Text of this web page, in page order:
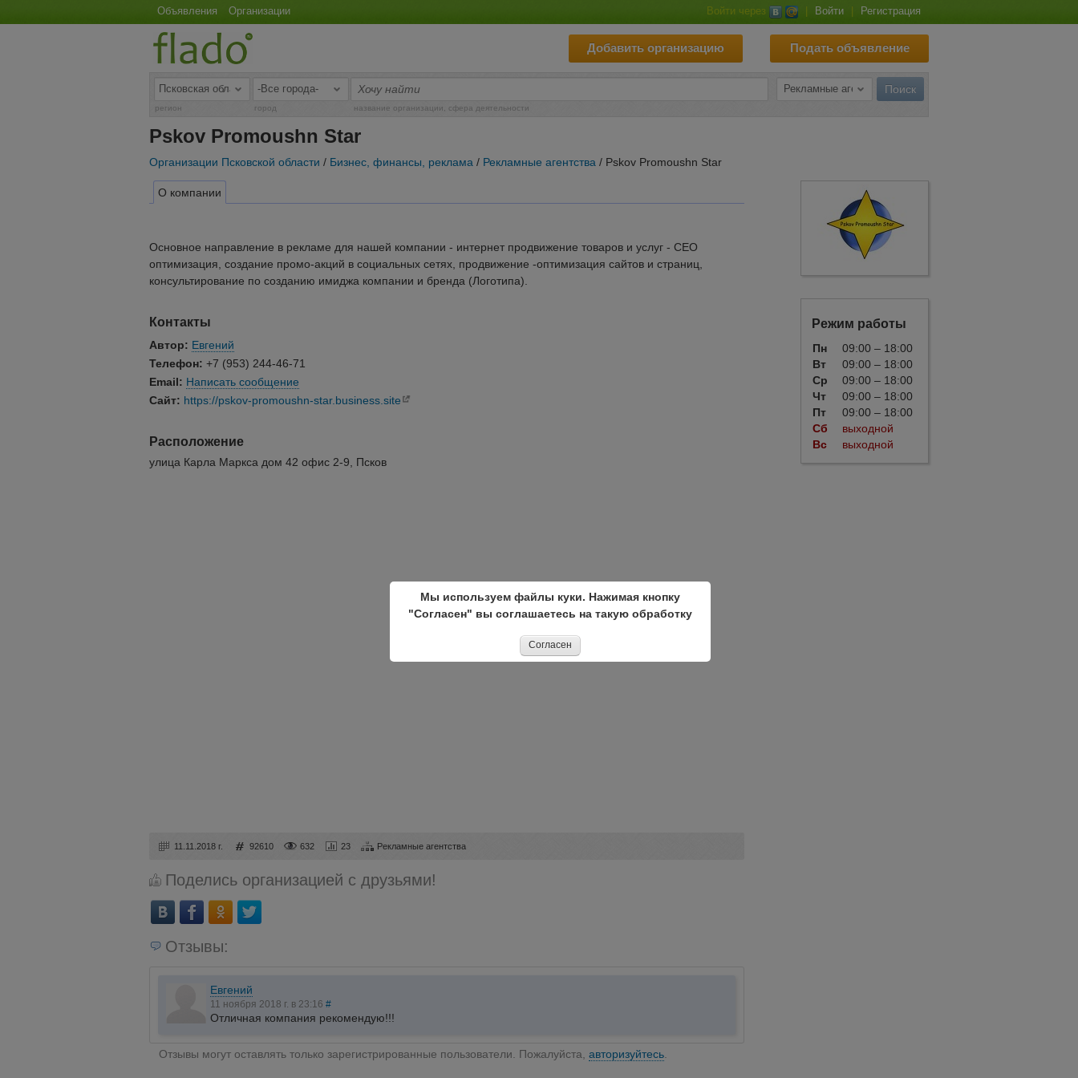
Объявления Организации Войти через Войти Регистрация
Подать объявление
Добавить организацию
регион город название организации, сфера деятельности
Pskov Promoushn Star
Организации Псковской области / Бизнес, финансы, реклама / Рекламные агентства / Pskov Promoushn Star
Режим работы
Пн
09:00 – 18:00
Вт
09:00 – 18:00
Ср
09:00 – 18:00
Чт
09:00 – 18:00
Пт
09:00 – 18:00
Сб
выходной
Вс
выходной
О компании
Основное направление в рекламе для нашей компании - интернет продвижение товаров и услуг - СЕО
оптимизация, создание промо-акций в социальных сетях, продвижение -оптимизация сайтов и страниц,
консультирование по созданию имиджа компании и бренда (Логотипа).
Контакты
Автор: Евгений
Телефон: +7 (953) 244-46-71
Email: Написать сообщение
Сайт: https://pskov-promoushn-star.business.site
Расположение
улица Карла Маркса дом 42 офис 2-9, Псков
11.11.2018 г. 92610 632 23 Рекламные агентства
Поделись организацией с друзьями!
Отзывы:
Евгений
11 ноября 2018 г. в 23:16 #
Отличная компания рекомендую!!!
Отзывы могут оставлять только зарегистрированные пользователи. Пожалуйста, авторизуйтесь.
Мы используем файлы куки. Нажимая кнопку
"Согласен" вы соглашаетесь на такую обработку
Согласен